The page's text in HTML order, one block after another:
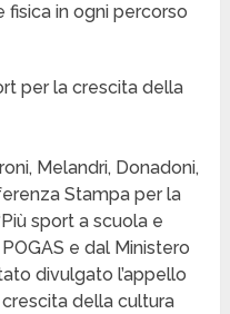
in ogni percorso
per la crescita della
Melandri, Donadoni,
Stampa per la
sport a scuola e
e dal Ministero
divulgato l’appello
della cultura